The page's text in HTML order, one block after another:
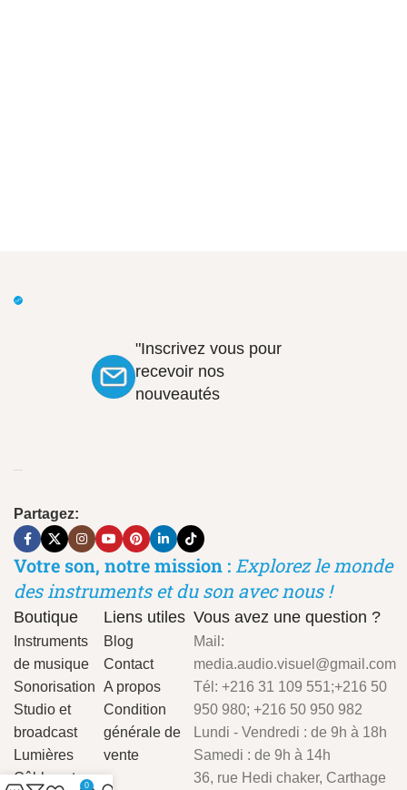
"Inscrivez vous pour
recevoir nos
nouveautés
Partagez:
Votre son, notre mission : Explorez le monde
des instruments et du son avec nous !
Boutique
Instruments
de musique
Sonorisation
Studio et
broadcast
Lumières
Câbles et
Liens utiles
Blog
Contact
A propos
Condition
générale de
vente
Vous avez une question ?
Mail:
media.audio.visuel@gmail.com
Tél: +216 31 109 551;+216 50
950 980; +216 50 950 982
Lundi - Vendredi : de 9h à 18h
Samedi : de 9h à 14h
36, rue Hedi chaker, Carthage
0